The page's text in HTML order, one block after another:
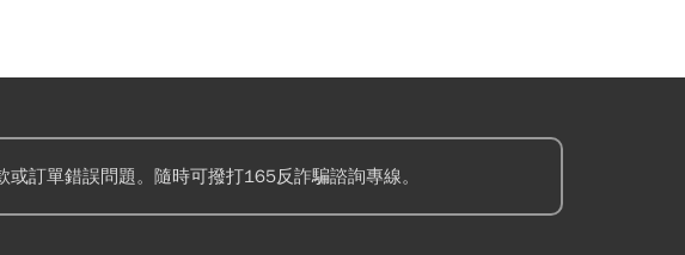
訂單錯誤問題。隨時可撥打165反詐騙諮詢專線。